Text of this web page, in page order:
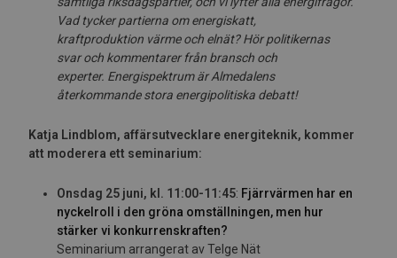
Vadtycker partierna omenergiskatt,
kraftproduktion värme och elnät? Hörpolitikernas
svaroch kommentarer från bransch och
experter. Energispektrum är Almedalens
återkommandestora energipolitiska debatt!
Katja Lindblom, affärsutvecklare energiteknik, kommer
att moderera ett seminarium:
Onsdag 25 juni, kl. 11:00-11:45: Fjärrvärmen har en
nyckelroll i den gröna omställningen, men hur
stärker vi konkurrenskraften?
Seminarium arrangerat av Telge Nät